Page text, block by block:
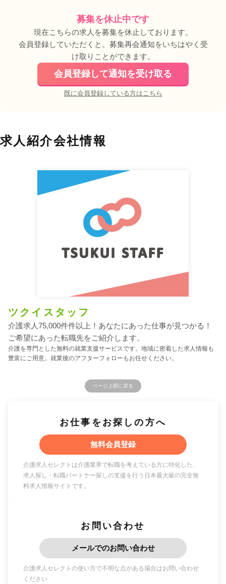
募集を休止中です
現在こちらの求人を募集を休止しております。
会員登録していただくと。募集再会通知をいちはやく受
け取りことができます。
会員登録して通知を受け取る
既に会員登録している方はこちら
求人紹介会社情報
ツクイスタッフ
介護求人75,000件件以上！あなたにあった仕事が見つかる！
ご希望にあった転職先をご紹介します。
介護を専門とした無料の就業支援サービスです。地域に密着した求人情報も
豊富にご用意。就業後のアフターフォローもお任せください。
ページ上部に戻る
お仕事をお探しの方へ
無料会員登録
介護求人セレクトは介護業界で転職を考えている方に特化した、
求人探し・転職パートナー探しの支援を行う日本最大級の完全無
料求人情報サイトです。
お問い合わせ
メールでのお問い合わせ
介護求人セレクトの使い方で不明な点がある場合はお問い合わせ
ください